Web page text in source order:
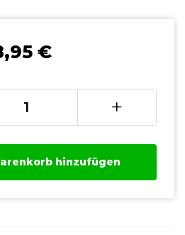
€
+
hinzufügen